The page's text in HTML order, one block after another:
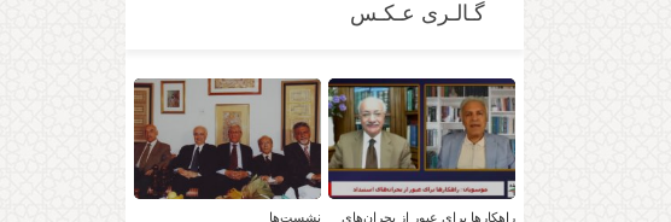
گـالـری عـکـس
راهکارها برای عبور از بحران‌های
نشست‌ها